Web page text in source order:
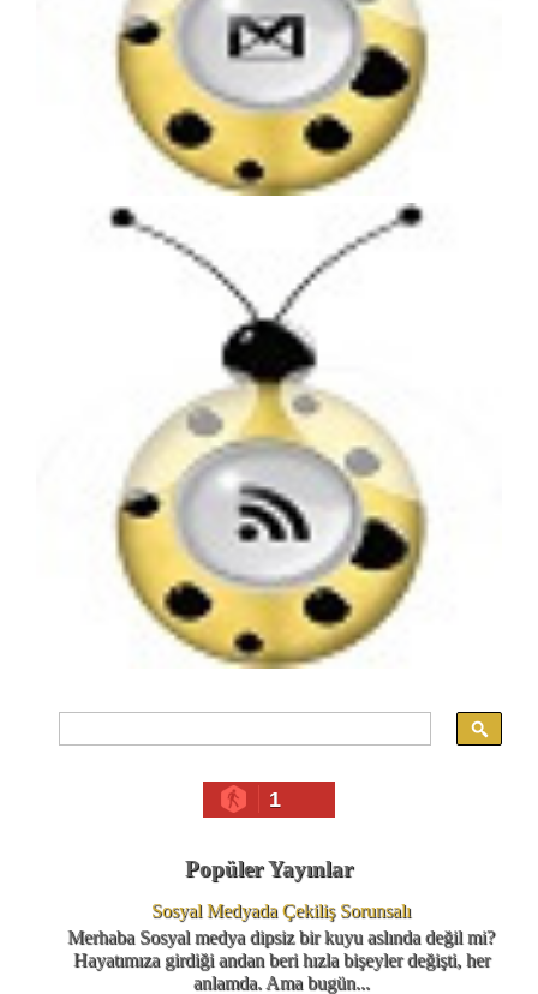
1
Popüler Yayınlar
Sosyal Medyada Çekiliş Sorunsalı
Merhaba Sosyal medya dipsiz bir kuyu aslında değil mi?
Hayatımıza girdiği andan beri hızla bişeyler değişti, her
anlamda. Ama bugün...